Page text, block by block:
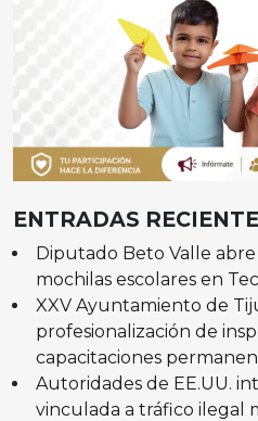
ENTRADAS
Diputado Beto Valle
mochilas escolares en
XXV Ayuntamiento de
profesionalización de
capacitaciones
Autoridades de EE.UU.
vinculada a tráfico ilegal